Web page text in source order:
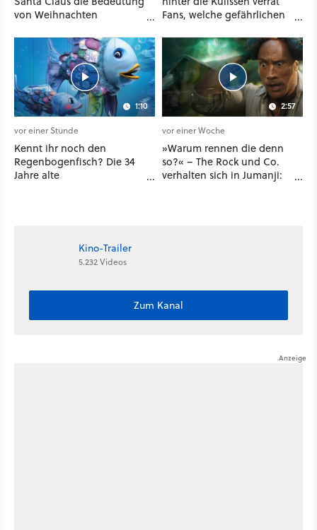
von Weihnachten
Problem mit viel roher
Gewalt
Fans, welche gefährlichen
warten
1:10
vor einer Stunde
Kennt ihr noch den
Regenbogenfisch? Die 34
Jahre alte
2:57
vor einer Woche
»Warum rennen die denn
so?« – The Rock und Co.
verhalten sich in Jumanji:
Kino-Trailer
5.232 Videos
Zum Kanal